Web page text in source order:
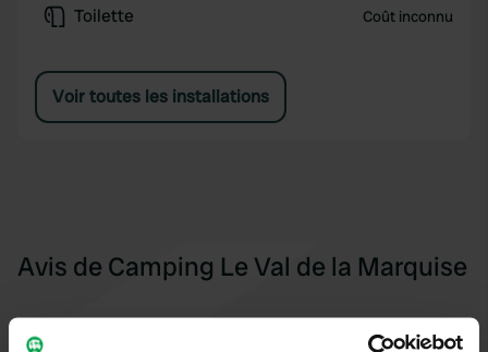
Toilette Coût inconnu
Voir toutes les installations
Avis de Camping Le Val de la Marquise